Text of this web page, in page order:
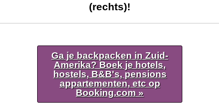
(rechts)!
Ga je backpacken in Zuid-
Amerika? Boek je hotels,
hostels, B&B's, pensions
appartementen, etc op
Booking.com »